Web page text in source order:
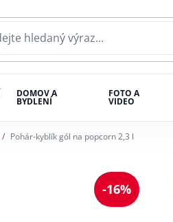
DOMOV A
BYDLENÍ
FOTO A
VIDEO
Pohár-kyblík gól na popcorn 2,3 l
-16%